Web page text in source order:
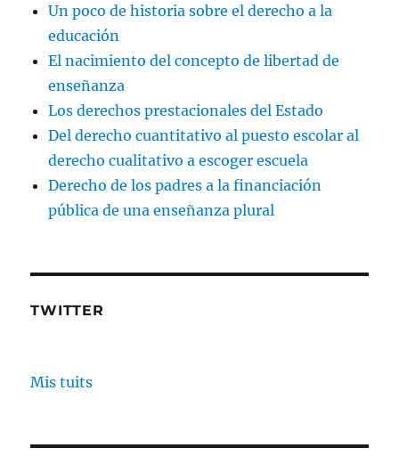
Un poco de historia sobre el derecho a la
educación
El nacimiento del concepto de libertad de
enseñanza
Los derechos prestacionales del Estado
Del derecho cuantitativo al puesto escolar al
derecho cualitativo a escoger escuela
Derecho de los padres a la financiación
pública de una enseñanza plural
TWITTER
Mis tuits